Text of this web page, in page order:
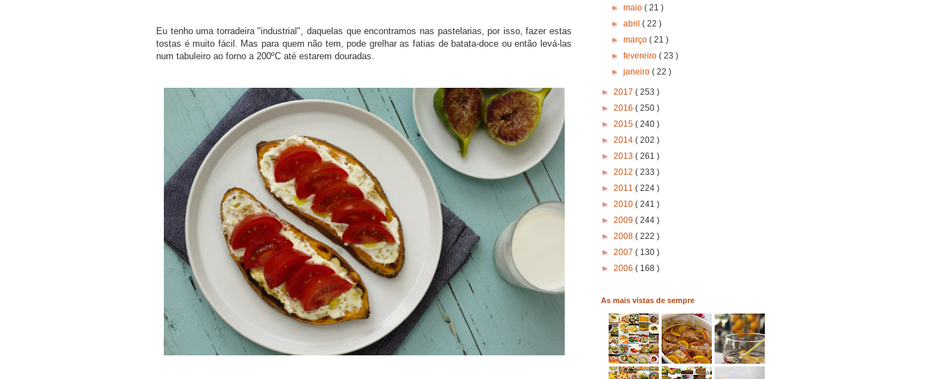
Eu tenho uma torradeira "industrial", daquelas que encontramos nas pastelarias, por isso, fazer estas
tostas é muito fácil. Mas para quem não tem, pode grelhar as fatias de batata-doce ou então levá-las
num tabuleiro ao forno a 200ºC até estarem douradas.
►maio( 21 )
►abril( 22 )
►março( 21 )
►fevereiro( 23 )
►janeiro( 22 )
► 2017 ( 253 )
► 2016 ( 250 )
► 2015 ( 240 )
► 2014 ( 202 )
► 2013 ( 261 )
► 2012 ( 233 )
► 2011 ( 224 )
► 2010 ( 241 )
► 2009 ( 244 )
► 2008 ( 222 )
► 2007 ( 130 )
► 2006 ( 168 )
As mais vistas de sempre